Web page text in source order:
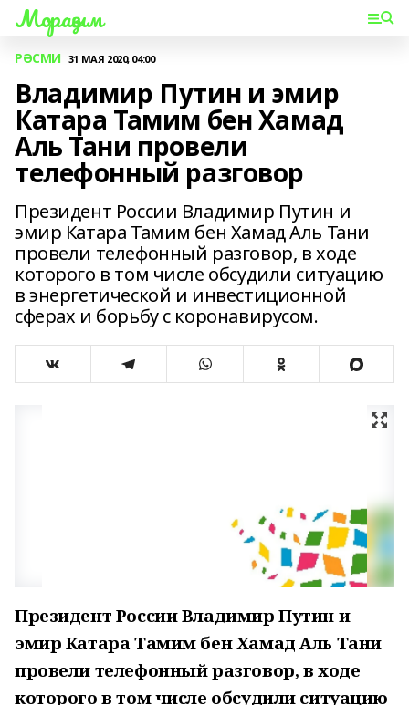
Мораҙым
РӘСМИ 31 МАЯ 2020, 04:00
Владимир Путин и эмир
Катара Тамим бен Хамад
Аль Тани провели
телефонный разговор
Президент России Владимир Путин и
эмир Катара Тамим бен Хамад Аль Тани
провели телефонный разговор, в ходе
которого в том числе обсудили ситуацию
в энергетической и инвестиционной
сферах и борьбу с коронавирусом.
Президент России Владимир Путин и
эмир Катара Тамим бен Хамад Аль Тани
провели телефонный разговор, в ходе
которого в том числе обсудили ситуацию